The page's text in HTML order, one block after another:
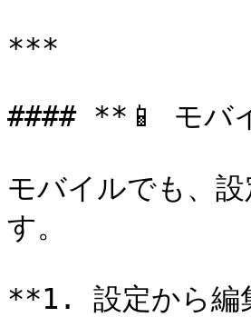
***
#### **📱 モバ
モバイルでも、
す。
**1. 設定から編